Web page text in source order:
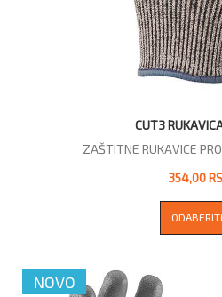
CUT3
ZAŠTITNE RUKAVICE
354,00
NOVO